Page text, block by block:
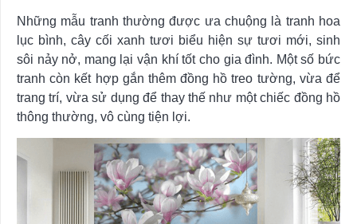
Những mẫu tranh thường được ưa chuộng là tranh hoa
lục bình, cây cối xanh tươi biểu hiện sự tươi mới, sinh
sôi nảy nở, mang lại vận khí tốt cho gia đình. Một số bức
tranh còn kết hợp gắn thêm đồng hồ treo tường, vừa để
trang trí, vừa sử dụng để thay thế như một chiếc đồng hồ
thông thường, vô cùng tiện lợi.